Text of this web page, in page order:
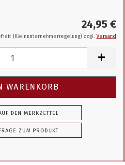
24,95 €
(Kleinunternehmerregelung) zzgl. Versand
DEN MERKZETTEL
ZUM PRODUKT